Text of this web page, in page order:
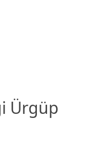
Ürgüp